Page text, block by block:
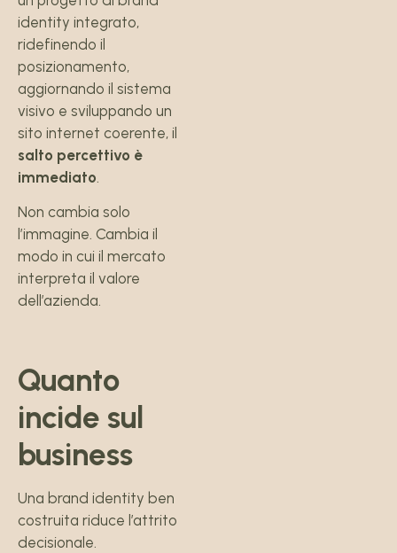
identity integrato,
ridefinendo il
posizionamento,
aggiornando il sistema
visivo e sviluppando un
sito internet coerente, il
salto percettivo è
immediato
Non cambia solo
l’immagine. Cambia il
modo in cui il mercato
interpreta il valore
dell’azienda.
Quanto
incide sul
business
Una brand identity ben
costruita riduce l’attrito
decisionale.